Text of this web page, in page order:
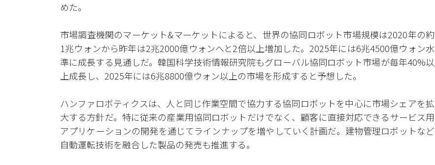
めた。
市場調査機関のマーケット&マーケットによると、世界の協同ロボット市場規模は2020年の約
1兆ウォンから昨年は2兆2000億ウォンへと2倍以上増加した。2025年には6兆4500億ウォン水
準に成長する見通しだ。韓国科学技術情報研究院もグローバル協同ロボット市場が毎年40%以
上成長し、2025年には6兆8800億ウォン以上の市場を形成すると予想した。
ハンファロボティクスは、人と同じ作業空間で協力する協同ロボットを中心に市場シェアを拡
大する方針だ。特に従来の産業用協同ロボットだけでなく、顧客に直接対応できるサービス用
アプリケーションの開発を通じてラインナップを増やしていく計画だ。建物管理ロボットなど
自動運転技術を融合した製品の発売も推進する。